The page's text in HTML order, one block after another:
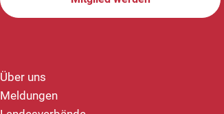
Über uns
Meldungen